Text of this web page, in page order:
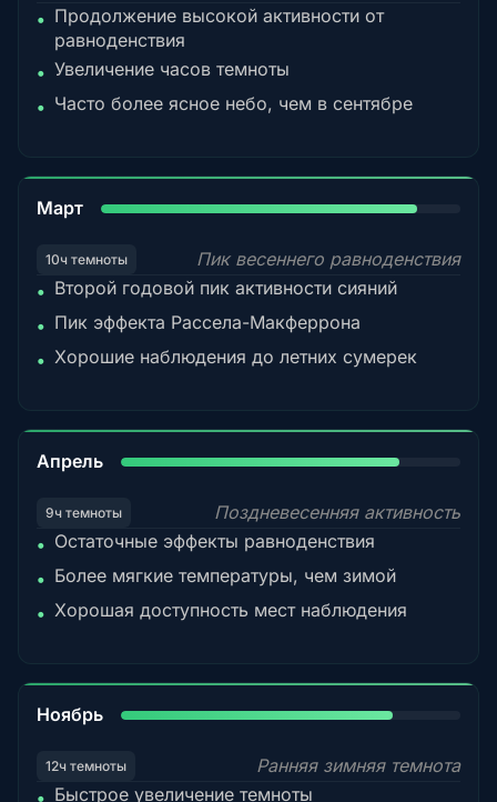
• Продолжение высокой активности от
равноденствия
• Увеличение часов темноты
• Часто более ясное небо, чем в сентябре
Март
10ч темноты
Пик весеннего равноденствия
• Второй годовой пик активности сияний
• Пик эффекта Рассела-Макферрона
• Хорошие наблюдения до летних сумерек
Апрель
9ч темноты
Поздневесенняя активность
• Остаточные эффекты равноденствия
• Более мягкие температуры, чем зимой
• Хорошая доступность мест наблюдения
Ноябрь
12ч темноты
Ранняя зимняя темнота
• Быстрое увеличение темноты